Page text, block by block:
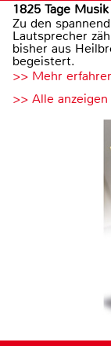
1825 Tage Musik
Zu den
Lautsprecher
bisher aus
begeistert.
>> Mehr
>> Alle anzeigen